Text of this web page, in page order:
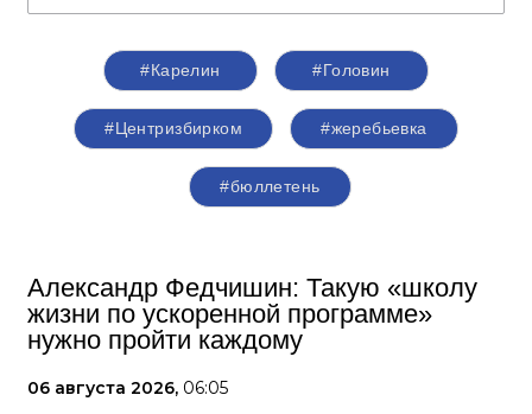
#Карелин #Головин
#Центризбирком #жеребьевка
#бюллетень
Александр Федчишин: Такую «школу
жизни по ускоренной программе»
нужно пройти каждому
06 августа 2026, 06:05